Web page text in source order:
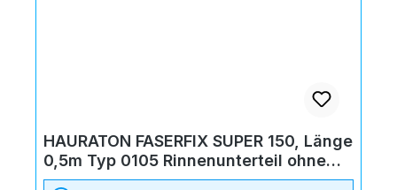
HAURATON FASERFIX SUPER 150, Länge
0,5m Typ 0105 Rinnenunterteil ohne
Gefälle